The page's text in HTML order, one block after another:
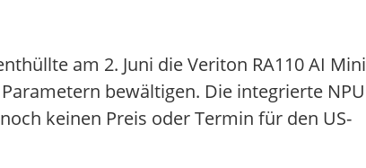
am 2. Juni die Veriton RA110 AI Mini
bewältigen. Die integrierte NPU
keinen Preis oder Termin für den US-